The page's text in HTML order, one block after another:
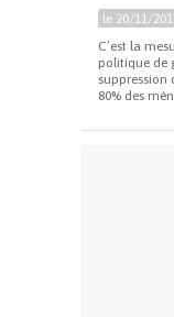
le 20/11/
C’est la
politique de
suppression
80% des